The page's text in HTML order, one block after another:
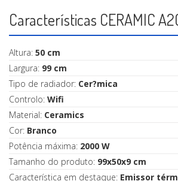
Características CERAMIC
Altura: 50 cm
Largura: 99 cm
Tipo de radiador: Cer?mica
Controlo: Wifi
Material: Ceramics
Cor: Branco
Potência máxima: 2000 W
Tamanho do produto: 99x50x9 cm
Característica em destaque: Emissor